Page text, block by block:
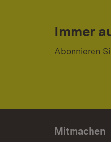
Immer
Abonnieren
Mitmachen